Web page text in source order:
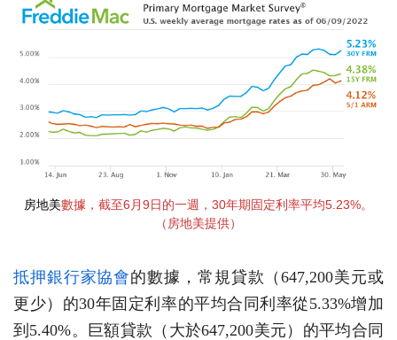
房地美數據，截至6月9日的一週，30年期固定利率平均5.23%。
（房地美提供）
抵押銀行家協會的數據，常規貸款（647,200美元或
更少）的30年固定利率的平均合同利率從5.33%增加
到5.40%。巨額貸款（大於647,200美元）的平均合同